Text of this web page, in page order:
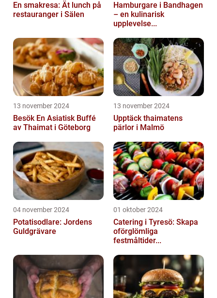
En smakresa: Ät lunch på
restauranger i Sälen
Hamburgare i Bandhagen
– en kulinarisk
upplevelse...
13 november 2024
Besök En Asiatisk Buffé
av Thaimat i Göteborg
13 november 2024
Upptäck thaimatens
pärlor i Malmö
04 november 2024
Potatisodlare: Jordens
Guldgrävare
01 oktober 2024
Catering i Tyresö: Skapa
oförglömliga
festmåltider...